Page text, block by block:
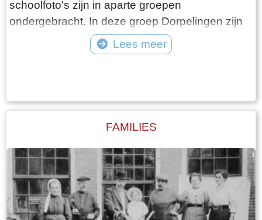
schoolfoto's zijn in aparte groepen
ondergebracht. In deze groep Dorpelingen zijn
de overige foto's opgenomen, waaronder twee
speciale groepen, namelijk de lotelingen en de
kan dit beter met de zoekfunctie die in de
daar dan getoond.
Lees meer
FAMILIES